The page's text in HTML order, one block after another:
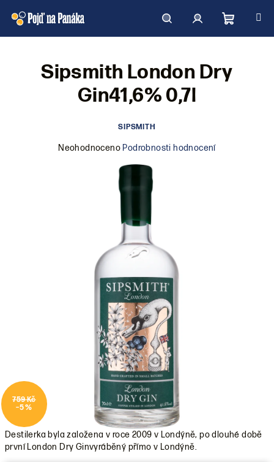
HledatPřihlášeníNákupní
košík
Destilerka byla založena v roce 2009 v Londýně, po dlouhé době
první London Dry Ginvyráběný přímo v Londýně.
Sipsmith London Dry
Gin41,6% 0,7l
SIPSMITH
Neohodnoceno Podrobnosti hodnocení
759 Kč
–5 %